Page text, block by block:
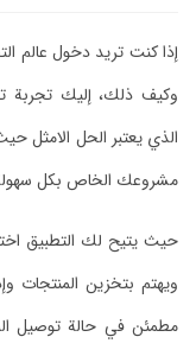
إذا كنت تريد دخول عالم
وكيف ذلك، إليك تجربة
الذي يعتبر الحل الامثل
مشروعك الخاص بكل
حيث يتيح لك التطبيق
ويهتم بتخزين المنتجات
مطمئن في حالة توصيل